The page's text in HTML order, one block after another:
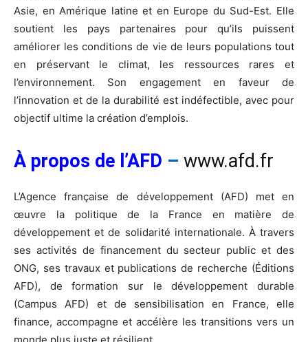
Asie, en Amérique latine et en Europe du Sud-Est. Elle
soutient les pays partenaires pour qu’ils puissent
améliorer les conditions de vie de leurs populations tout
en préservant le climat, les ressources rares et
l’environnement. Son engagement en faveur de
l’innovation et de la durabilité est indéfectible, avec pour
objectif ultime la création d’emplois.
À propos de l’AFD – www.afd.fr
L’Agence française de développement (AFD) met en
œuvre la politique de la France en matière de
développement et de solidarité internationale. À travers
ses activités de financement du secteur public et des
ONG, ses travaux et publications de recherche (Éditions
AFD), de formation sur le développement durable
(Campus AFD) et de sensibilisation en France, elle
finance, accompagne et accélère les transitions vers un
monde plus juste et résilient.